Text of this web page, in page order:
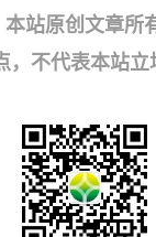
本站原创文章所
，不代表本站